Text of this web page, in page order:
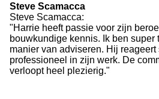
Steve Scamacca
Steve Scamacca:
"Harrie heeft passie voor zijn
bouwkundige kennis. Ik ben super
manier van adviseren. Hij reageert
professioneel in zijn werk. De
verloopt heel plezierig."